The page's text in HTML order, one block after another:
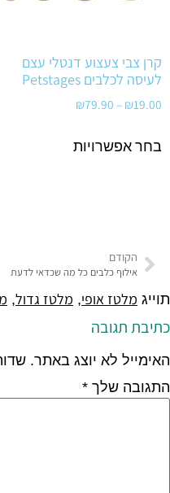
קרן צבי צעצוע דנטלי עצם
לעיסה לכלבים Petstages
₪19.00
–
₪79.90
בחר אפשרויות
הקודם
אילוף כלבים כל מה שכדאי לדעת
תוייג מלטז אופי, מלטז גדול,
כתיבת תגובה
האימייל לא יוצג באתר.
התגובה שלך *